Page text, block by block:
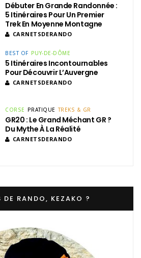
Débuter En Grande Randonnée :
5 Itinéraires Pour Un Premier
Trek En Moyenne Montagne
CARNETSDERANDO
BEST OF PUY-DE-DÔME
5 Itinéraires Incontournables
Pour Découvrir L’Auvergne
CARNETSDERANDO
CORSE PRATIQUE TREKS & GR
GR20 : Le Grand Méchant GR ?
Du Mythe À La Réalité
CARNETSDERANDO
DE RANDO, KEZAKO ?